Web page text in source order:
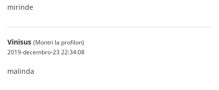
mirinde
Vinisus (Montri la profilon)
2019-decembro-23 22:34:08
malinda